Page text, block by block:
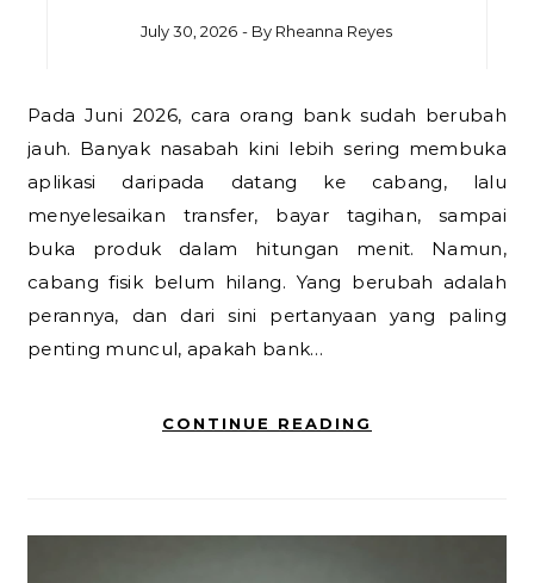
July 30, 2026 - By Rheanna Reyes
Pada Juni 2026, cara orang bank sudah berubah
jauh. Banyak nasabah kini lebih sering membuka
aplikasi daripada datang ke cabang, lalu
menyelesaikan transfer, bayar tagihan, sampai
buka produk dalam hitungan menit. Namun,
cabang fisik belum hilang. Yang berubah adalah
perannya, dan dari sini pertanyaan yang paling
penting muncul, apakah bank…
CONTINUE READING